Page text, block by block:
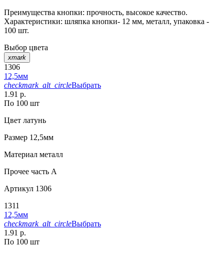
Преимущества кнопки: прочность, высокое качество.
Характеристики: шляпка кнопки- 12 мм, металл, упаковка -
100 шт.
Выбор цвета
xmark
1306
12,5мм
checkmark_alt_circleВыбрать
1.91 р.
По 100 шт
Цвет латунь
Размер 12,5мм
Материал металл
Прочее часть A
Артикул 1306
1311
12,5мм
checkmark_alt_circleВыбрать
1.91 р.
По 100 шт